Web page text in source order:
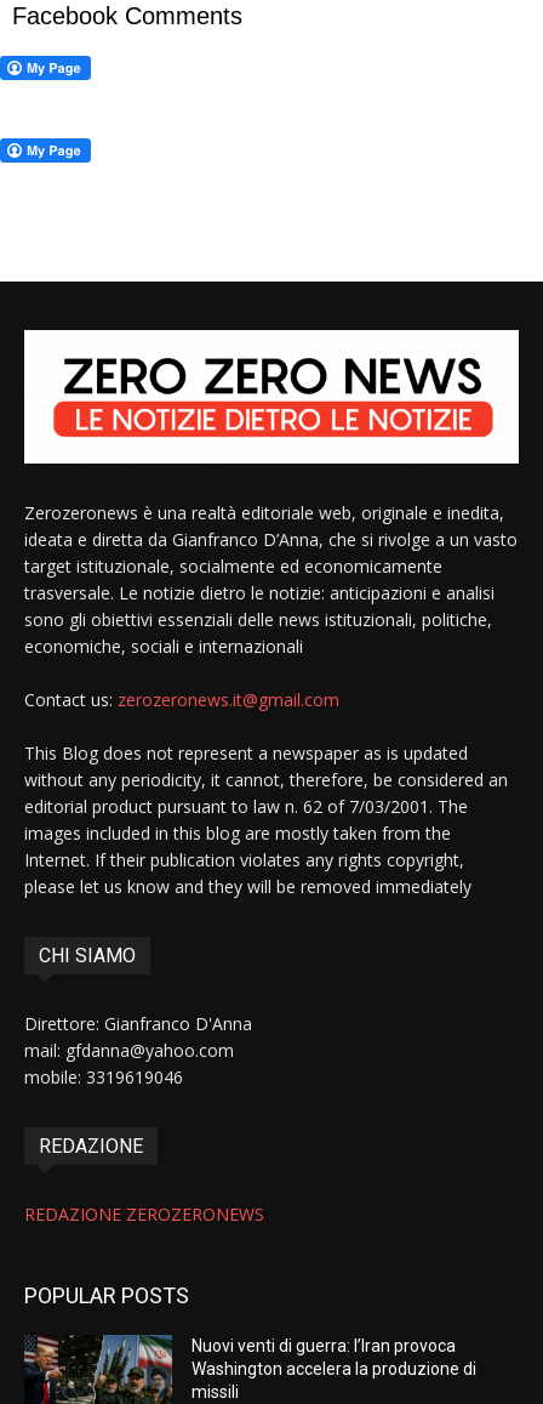
Facebook Comments
Zerozeronews è una realtà editoriale web, originale e inedita,
ideata e diretta da Gianfranco D’Anna, che si rivolge a un vasto
target istituzionale, socialmente ed economicamente
trasversale. Le notizie dietro le notizie: anticipazioni e analisi
sono gli obiettivi essenziali delle news istituzionali, politiche,
economiche, sociali e internazionali
Contact us: zerozeronews.it@gmail.com
This Blog does not represent a newspaper as is updated
without any periodicity, it cannot, therefore, be considered an
editorial product pursuant to law n. 62 of 7/03/2001. The
images included in this blog are mostly taken from the
Internet. If their publication violates any rights copyright,
please let us know and they will be removed immediately
CHI SIAMO
Direttore: Gianfranco D'Anna
mail: gfdanna@yahoo.com
mobile: 3319619046
REDAZIONE
REDAZIONE ZEROZERONEWS
POPULAR POSTS
Nuovi venti di guerra: l’Iran provoca
Washington accelera la produzione di
missili